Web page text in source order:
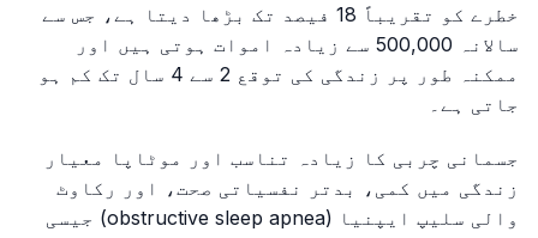
خطرے کو تقریباً 18 فیصد تک بڑھا دیتا ہے، جس سے
سالانہ 500,000 سے زیادہ اموات ہوتی ہیں اور
ممکنہ طور پر زندگی کی توقع 2 سے 4 سال تک کم ہو
جاتی ہے۔
جسمانی چربی کا زیادہ تناسب اور موٹاپا معیار
زندگی میں کمی، بدتر نفسیاتی صحت، اور رکاوٹ
والی سلیپ ایپنیا (obstructive sleep apnea) جیسی